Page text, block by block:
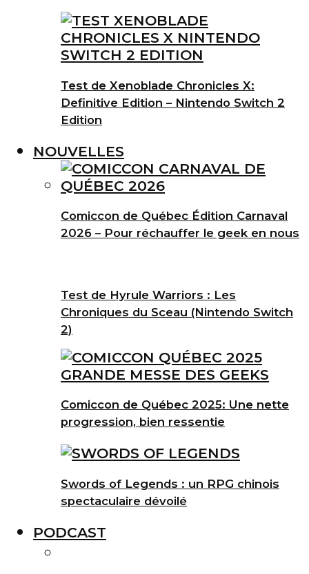
Test de Xenoblade Chronicles X:
Definitive Edition – Nintendo Switch 2
Edition
NOUVELLES
Comiccon de Québec Édition Carnaval
2026 – Pour réchauffer le geek en nous
Test de Hyrule Warriors : Les
Chroniques du Sceau (Nintendo Switch
2)
Comiccon de Québec 2025: Une nette
progression, bien ressentie
Swords of Legends : un RPG chinois
spectaculaire dévoilé
PODCAST